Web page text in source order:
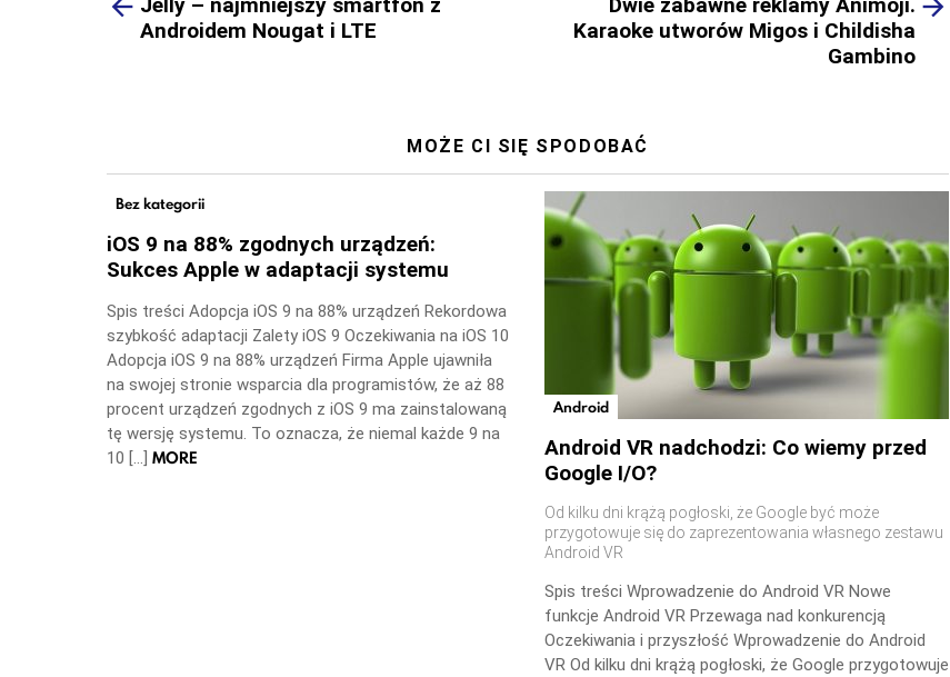
Jelly – najmniejszy smartfon z
Androidem Nougat i LTE
Dwie zabawne reklamy Animoji.
Karaoke utworów Migos i Childisha
Gambino
MOŻE CI SIĘ SPODOBAĆ
Bez kategorii
iOS 9 na 88% zgodnych urządzeń:
Sukces Apple w adaptacji systemu
Spis treści Adopcja iOS 9 na 88% urządzeń Rekordowa
szybkość adaptacji Zalety iOS 9 Oczekiwania na iOS 10
Adopcja iOS 9 na 88% urządzeń Firma Apple ujawniła
na swojej stronie wsparcia dla programistów, że aż 88
procent urządzeń zgodnych z iOS 9 ma zainstalowaną
tę wersję systemu. To oznacza, że niemal każde 9 na
10 […] MORE
Android
Android VR nadchodzi: Co wiemy przed
Google I/O?
Od kilku dni krążą pogłoski, że Google być może
przygotowuje się do zaprezentowania własnego zestawu
Android VR
Spis treści Wprowadzenie do Android VR Nowe
funkcje Android VR Przewaga nad konkurencją
Oczekiwania i przyszłość Wprowadzenie do Android
VR Od kilku dni krążą pogłoski, że Google przygotowuje